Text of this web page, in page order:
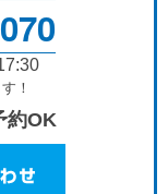
！
約OK